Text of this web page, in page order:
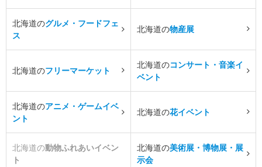
北海道のグルメ・フードフェ
ス
北海道の物産展
北海道のフリーマーケット
北海道のコンサート・音楽イ
ベント
北海道のアニメ・ゲームイベ
ント
北海道の花イベント
北海道の動物ふれあいイベン
ト
北海道の美術展・博物展・展
示会